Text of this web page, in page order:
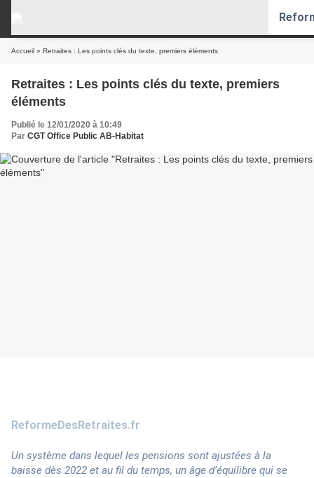
Accueil » Retraites : Les points clés du texte, premiers éléments
Retraites : Les points clés du texte, premiers
éléments
Publié le 12/01/2020 à 10:49
Par CGT Office Public AB-Habitat
ReformeDesRetraites.fr
Un système dans lequel les pensions sont ajustées à la
baisse dès 2022 et au fil du temps, un âge d’équilibre qui se